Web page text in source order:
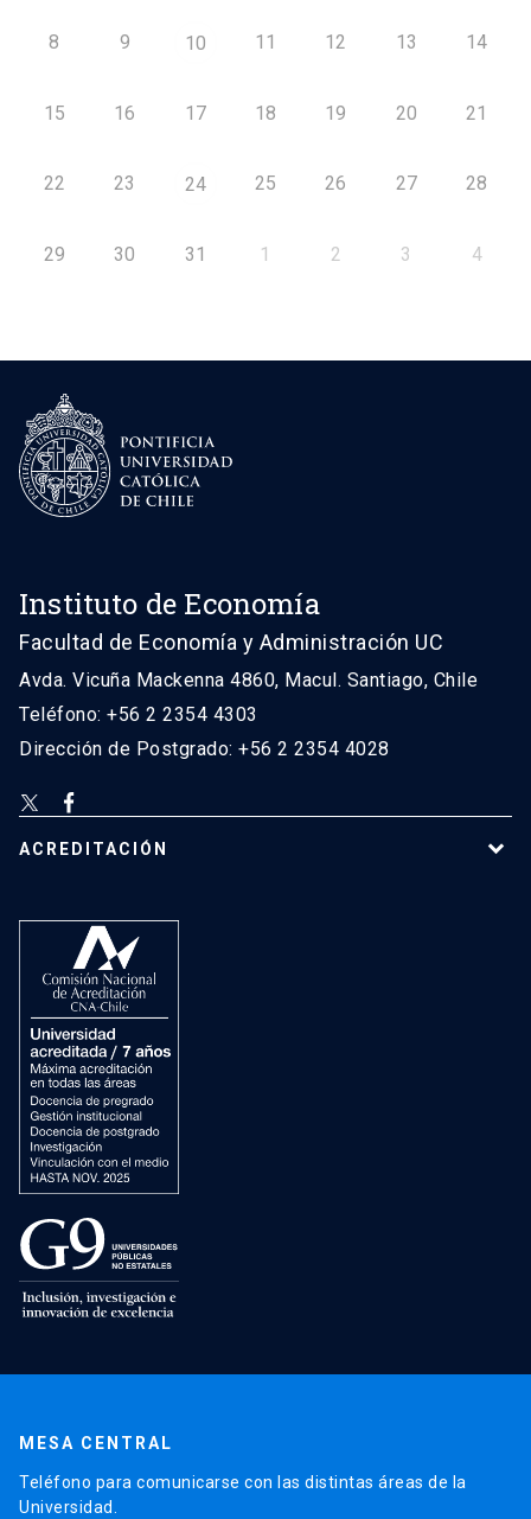
8 9 10 11 12 13 14
15 16 17 18 19 20 21
22 23 24 25 26 27 28
29 30 31 1 2 3 4
Instituto de Economía
Facultad de Economía y Administración UC
Avda. Vicuña Mackenna 4860, Macul. Santiago, Chile
Teléfono: +56 2 2354 4303
Dirección de Postgrado: +56 2 2354 4028
ACREDITACIÓN
MESA CENTRAL
Teléfono para comunicarse con las distintas áreas de la
Universidad.